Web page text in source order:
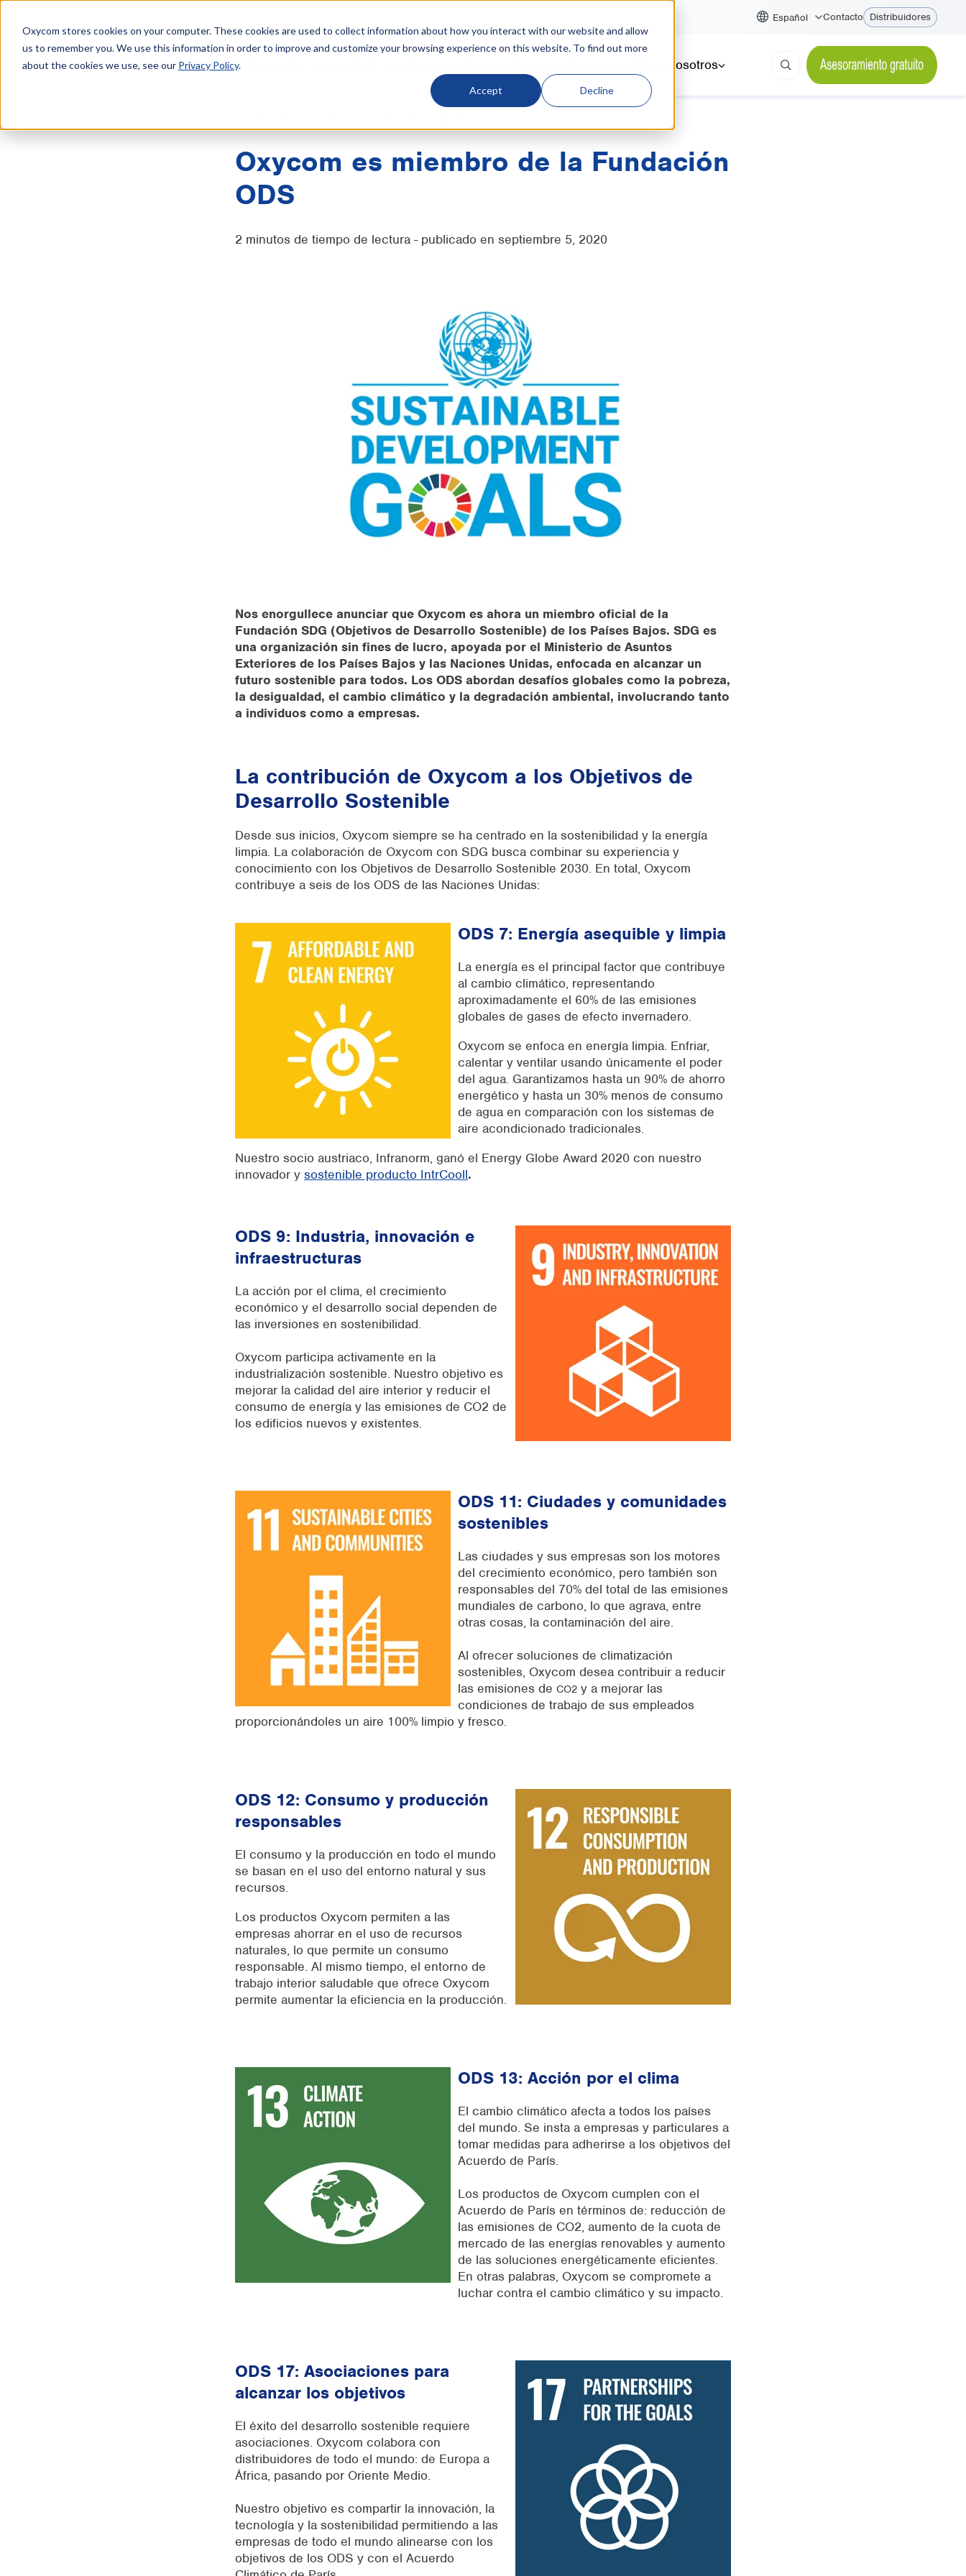
Oxycom stores cookies on your computer. These cookies are used to collect information about how you interact with our website and allow
us to remember you. We use this information in order to improve and customize your browsing experience on this website. To find out more
about the cookies we use, see our Privacy Policy.
Accept Decline
Español Contacto Distribuidores
Enfriamiento evaporativo Sobre nosotros
Oxycom es miembro de la Fundación
ODS
2 minutos de tiempo de lectura - publicado en septiembre 5, 2020
Nos enorgullece anunciar que Oxycom es ahora un miembro oficial de la
Fundación SDG (Objetivos de Desarrollo Sostenible) de los Países Bajos. SDG es
una organización sin fines de lucro, apoyada por el Ministerio de Asuntos
Exteriores de los Países Bajos y las Naciones Unidas, enfocada en alcanzar un
futuro sostenible para todos. Los ODS abordan desafíos globales como la pobreza,
la desigualdad, el cambio climático y la degradación ambiental, involucrando tanto
a individuos como a empresas.
La contribución de Oxycom a los Objetivos de
Desarrollo Sostenible
Desde sus inicios, Oxycom siempre se ha centrado en la sostenibilidad y la energía
limpia. La colaboración de Oxycom con SDG busca combinar su experiencia y
conocimiento con los Objetivos de Desarrollo Sostenible 2030. En total, Oxycom
contribuye a seis de los ODS de las Naciones Unidas:
ODS 7: Energía asequible y limpia
La energía es el principal factor que contribuye
al cambio climático, representando
aproximadamente el 60% de las emisiones
globales de gases de efecto invernadero.
Oxycom se enfoca en energía limpia. Enfriar,
calentar y ventilar usando únicamente el poder
del agua. Garantizamos hasta un 90% de ahorro
energético y hasta un 30% menos de consumo
de agua en comparación con los sistemas de
aire acondicionado tradicionales.
Nuestro socio austriaco, Infranorm, ganó el Energy Globe Award 2020 con nuestro
innovador y sostenible producto IntrCooll.
ODS 9: Industria, innovación e
infraestructuras
La acción por el clima, el crecimiento
económico y el desarrollo social dependen de
las inversiones en sostenibilidad.
Oxycom participa activamente en la
industrialización sostenible. Nuestro objetivo es
mejorar la calidad del aire interior y reducir el
consumo de energía y las emisiones de CO2 de
los edificios nuevos y existentes.
ODS 11: Ciudades y comunidades
sostenibles
Las ciudades y sus empresas son los motores
del crecimiento económico, pero también son
responsables del 70% del total de las emisiones
mundiales de carbono, lo que agrava, entre
otras cosas, la contaminación del aire.
Al ofrecer soluciones de climatización
sostenibles, Oxycom desea contribuir a reducir
las emisiones de CO2 y a mejorar las
condiciones de trabajo de sus empleados
proporcionándoles un aire 100% limpio y fresco.
ODS 12: Consumo y producción
responsables
El consumo y la producción en todo el mundo
se basan en el uso del entorno natural y sus
recursos.
Los productos Oxycom permiten a las
empresas ahorrar en el uso de recursos
naturales, lo que permite un consumo
responsable. Al mismo tiempo, el entorno de
trabajo interior saludable que ofrece Oxycom
permite aumentar la eficiencia en la producción.
ODS 13: Acción por el clima
El cambio climático afecta a todos los países
del mundo. Se insta a empresas y particulares a
tomar medidas para adherirse a los objetivos del
Acuerdo de París.
Los productos de Oxycom cumplen con el
Acuerdo de París en términos de: reducción de
las emisiones de CO2, aumento de la cuota de
mercado de las energías renovables y aumento
de las soluciones energéticamente eficientes.
En otras palabras, Oxycom se compromete a
luchar contra el cambio climático y su impacto.
ODS 17: Asociaciones para
alcanzar los objetivos
El éxito del desarrollo sostenible requiere
asociaciones. Oxycom colabora con
distribuidores de todo el mundo: de Europa a
África, pasando por Oriente Medio.
Nuestro objetivo es compartir la innovación, la
tecnología y la sostenibilidad permitiendo a las
empresas de todo el mundo alinearse con los
objetivos de los ODS y con el Acuerdo